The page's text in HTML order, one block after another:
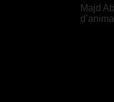
Majd